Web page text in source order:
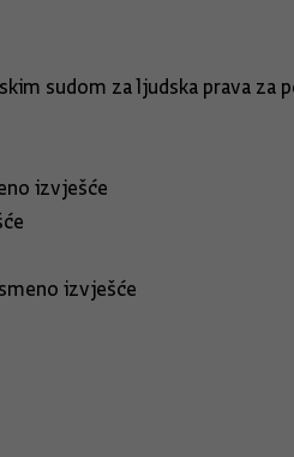
sudom za ljudska prava
izvješće
aktivnosti